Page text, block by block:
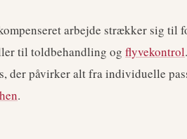
arbejde strækker sig
til toldbehandling og flyvekontrol
der påvirker alt fra individuelle
.